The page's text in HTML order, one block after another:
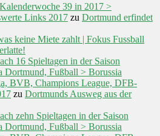
39 in 2017 >
Links 2017 zu Dortmund erfindet
keine Miete zahlt | Fokus Fussball
16 Spieltagen in der Saison
Dortmund, Fußball > Borussia
BVB, Champions League, DFB-
zu Dortmunds Ausweg aus der
zehn Spieltagen in der Saison
Dortmund, Fußball > Borussia